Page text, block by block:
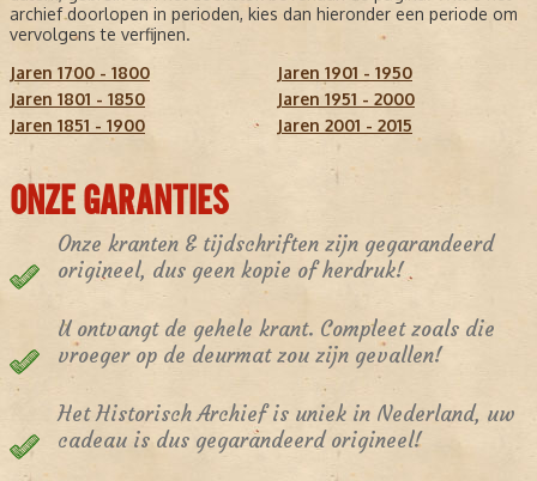
archief doorlopen in perioden, kies dan hieronder een periode om
vervolgens te verfijnen.
Jaren 1700 - 1800
Jaren 1801 - 1850
Jaren 1851 - 1900
Jaren 1901 - 1950
Jaren 1951 - 2000
Jaren 2001 - 2015
ONZE GARANTIES
Onze kranten & tijdschriften zijn gegarandeerd
origineel, dus geen kopie of herdruk!
U ontvangt de gehele krant. Compleet zoals die
vroeger op de deurmat zou zijn gevallen!
Het Historisch Archief is uniek in Nederland, uw
cadeau is dus gegarandeerd origineel!